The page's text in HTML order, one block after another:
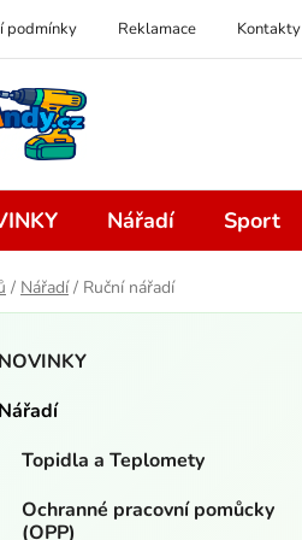
podmínky Reklamace Kontakty
Nářadí Sport
/ Nářadí / Ruční nářadí
NOVINKY
Nářadí
Topidla a Teplomety
Ochranné pracovní pomůcky
(OPP)